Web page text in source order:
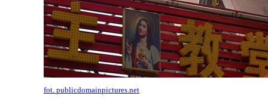
fot. publicdomainpictures.net